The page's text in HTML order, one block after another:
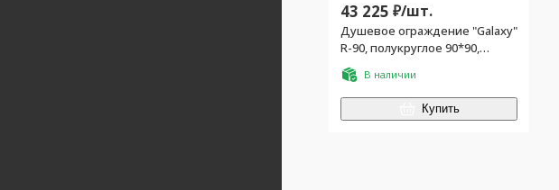
43 225 ₽/шт.
Душевое ограждение "Galaxy"
R-90, полукруглое 90*90,
стекло прозрачное., БЕЗ
поддона, профиль хром
В наличии
Купить